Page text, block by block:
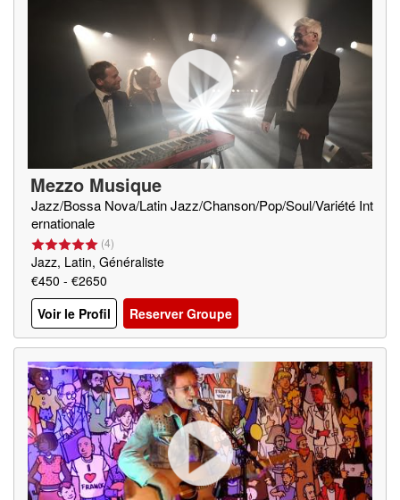
Mezzo Musique
Jazz/Bossa Nova/Latin Jazz/Chanson/Pop/Soul/Variété Int
ernationale
(4)
Jazz, Latin, Généraliste
€450 - €2650
Voir le Profil
Reserver Groupe